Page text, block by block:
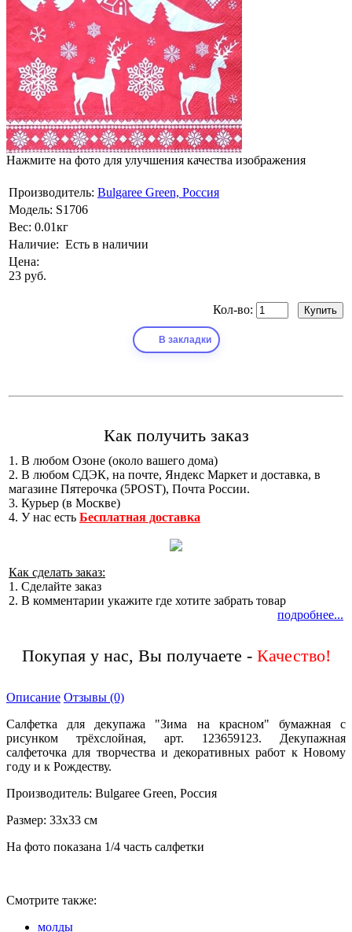
Нажмите на фото для улучшения качества изображения
Производитель: Bulgaree Green, Россия
Модель: S1706
Вес: 0.01кг
Наличие: Есть в наличии
Цена:
23 руб.
Кол-во:
В закладки
Как получить заказ
1. В любом Озоне (около вашего дома)
2. В любом СДЭК, на почте, Яндекс Маркет и доставка, в
магазине Пятерочка (5POST), Почта России.
3. Курьер (в Москве)
4. У нас есть Бесплатная доставка
Как сделать заказ:
1. Сделайте заказ
2. В комментарии укажите где хотите забрать товар
подробнее...
Покупая у нас, Вы получаете -
Описание Отзывы (0)
Салфетка для декупажа "Зима на красном" бумажная с
рисунком трёхслойная, арт. 123659123. Декупажная
салфеточка для творчества и декоративных работ к Новому
году и к Рождеству.
Производитель: Bulgaree Green, Россия
Размер: 33х33 см
На фото показана 1/4 часть салфетки
Смотрите также:
молды